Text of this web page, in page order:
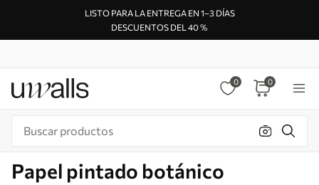
LISTO PARA LA ENTREGA EN 1–3 DÍAS
DESCUENTOS DEL 40 %
0 0
Papel pintado botánico